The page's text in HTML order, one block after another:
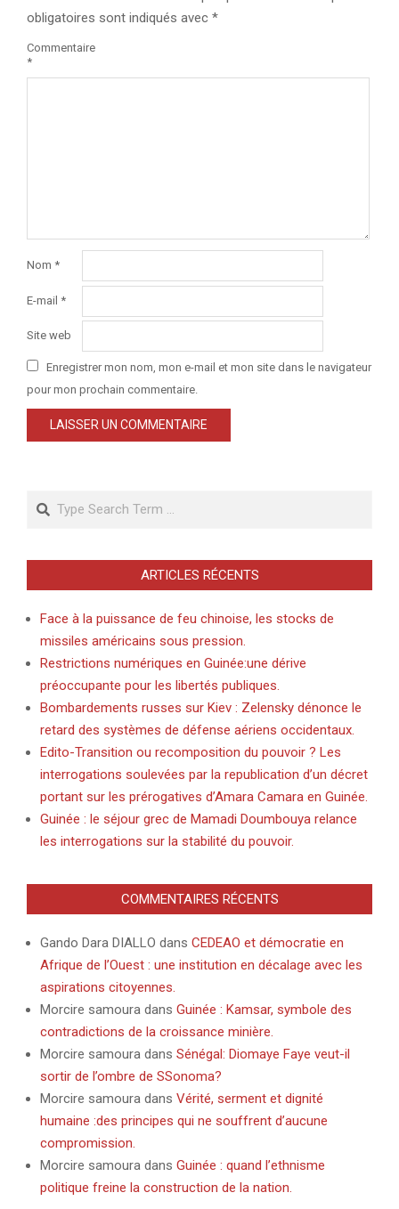
obligatoires sont indiqués avec *
Commentaire
*
Nom *
E-mail *
Site web
Enregistrer mon nom, mon e-mail et mon site dans le navigateur
pour mon prochain commentaire.
Search
ARTICLES RÉCENTS
Face à la puissance de feu chinoise, les stocks de
missiles américains sous pression.
Restrictions numériques en Guinée:une dérive
préoccupante pour les libertés publiques.
Bombardements russes sur Kiev : Zelensky dénonce le
retard des systèmes de défense aériens occidentaux.
Edito-Transition ou recomposition du pouvoir ? Les
interrogations soulevées par la republication d’un décret
portant sur les prérogatives d’Amara Camara en Guinée.
Guinée : le séjour grec de Mamadi Doumbouya relance
les interrogations sur la stabilité du pouvoir.
COMMENTAIRES RÉCENTS
Gando Dara DIALLO dans CEDEAO et démocratie en
Afrique de l’Ouest : une institution en décalage avec les
aspirations citoyennes.
Morcire samoura dans Guinée : Kamsar, symbole des
contradictions de la croissance minière.
Morcire samoura dans Sénégal: Diomaye Faye veut-il
sortir de l’ombre de SSonoma?
Morcire samoura dans Vérité, serment et dignité
humaine :des principes qui ne souffrent d’aucune
compromission.
Morcire samoura dans Guinée : quand l’ethnisme
politique freine la construction de la nation.